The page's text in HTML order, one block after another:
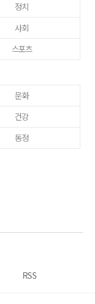
정치
사회
스포츠
문화
건강
동정
RSS